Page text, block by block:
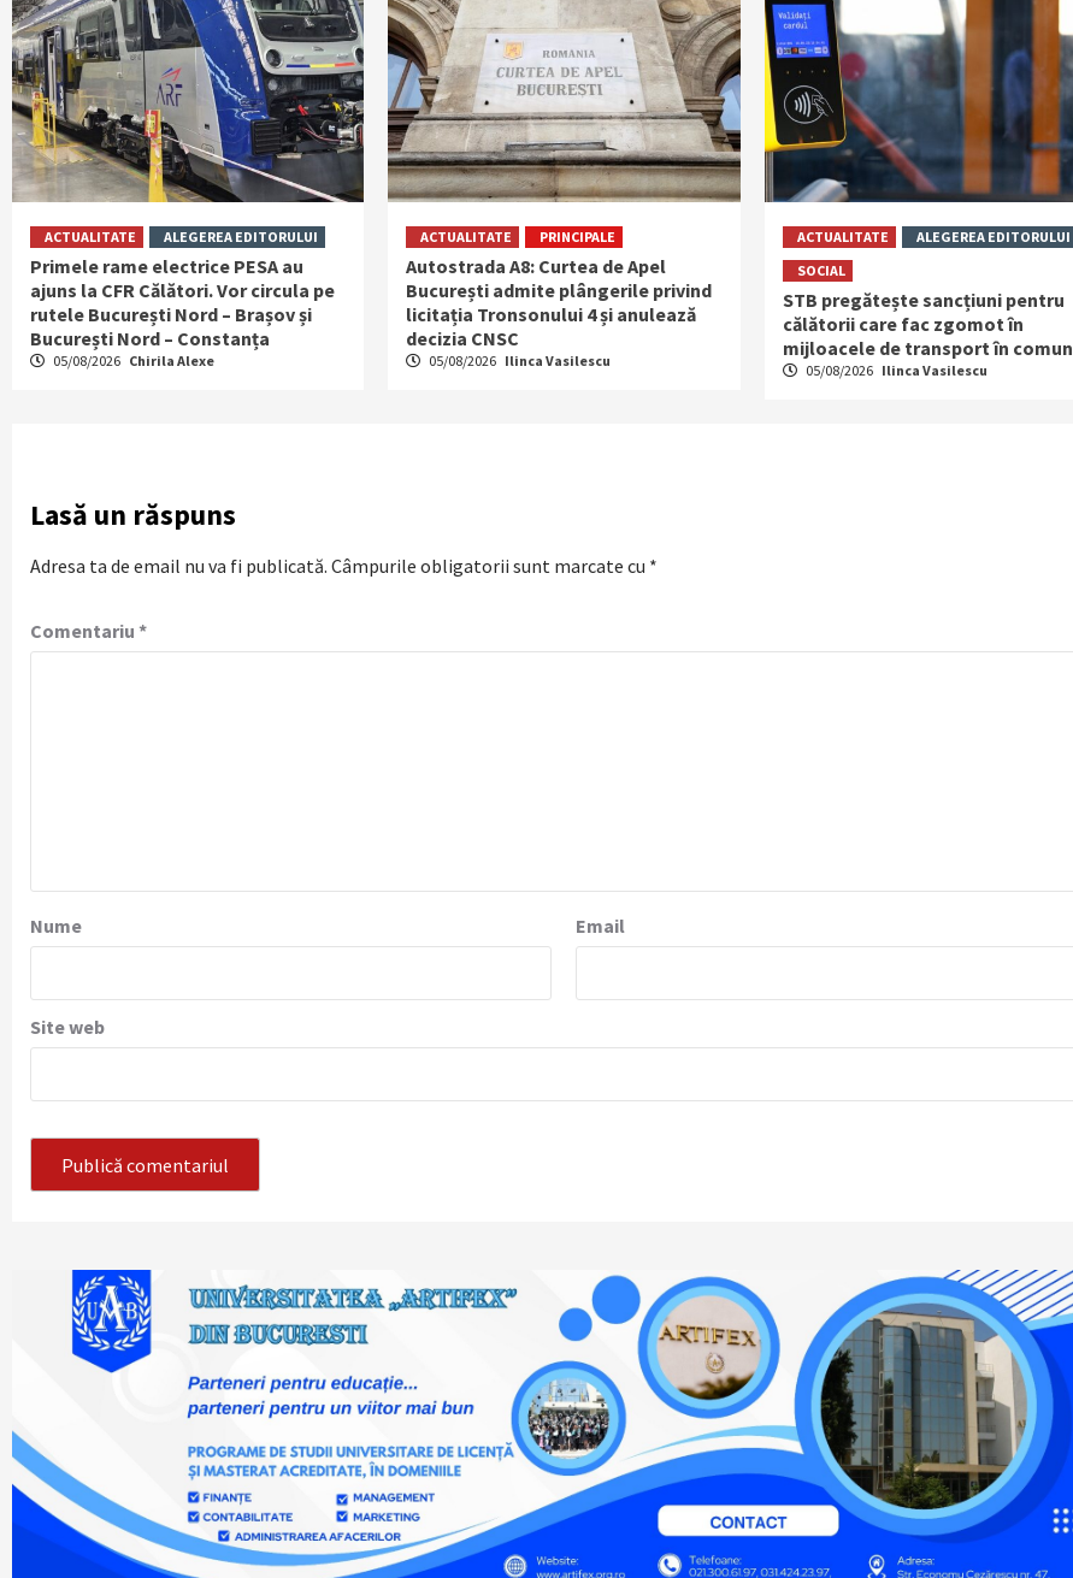
ACTUALITATE ALEGEREA EDITORULUI
Primele rame electrice PESA au
ajuns la CFR Călători. Vor circula pe
rutele București Nord – Brașov și
București Nord – Constanța
05/08/2026 Chirila Alexe
ACTUALITATE PRINCIPALE
Autostrada A8: Curtea de Apel
București admite plângerile privind
licitația Tronsonului 4 și anulează
decizia CNSC
05/08/2026 Ilinca Vasilescu
ACTUALITATE
ALEGEREA EDITORULUI
SOCIAL
STB pregătește sancțiuni pentru
călătorii care fac zgomot în
mijloacele de transport în comun
05/08/2026 Ilinca Vasilescu
Lasă un răspuns
Adresa ta de email nu va fi publicată. Câmpurile obligatorii sunt marcate cu *
Comentariu *
Nume Email
Site web